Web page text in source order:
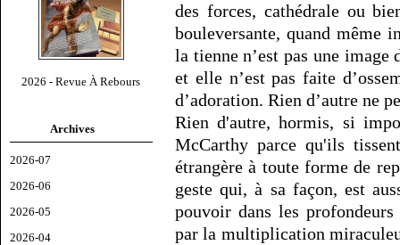
2026 - Revue À Rebours
Archives
2026-07
2026-06
2026-05
2026-04
des forces, cathédrale ou
bouleversante, quand même
la tienne n’est pas une
et elle n’est pas faite
d’adoration. Rien d’autre ne
Rien d'autre, hormis, si
McCarthy parce qu'ils
étrangère à toute forme de
geste qui, à sa façon, est
pouvoir dans les
par la multiplication